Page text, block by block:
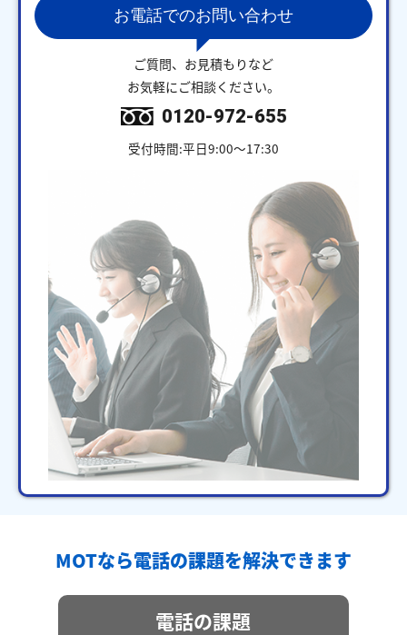
お電話でのお問い合わせ
ご質問、お見積もりなど
お気軽にご相談ください。
0120-972-655
受付時間:平日9:00～17:30
MOTなら電話の課題を解決できます
電話の課題